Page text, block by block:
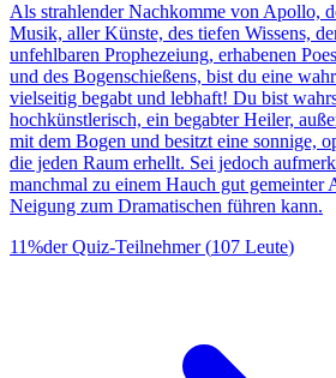
Als strahlender Nachkomme von Apollo,
Musik, aller Künste, des tiefen Wissens,
unfehlbaren Prophezeiung, erhabenen
und des Bogenschießens, bist du eine
vielseitig begabt und lebhaft! Du bist
hochkünstlerisch, ein begabter Heiler,
mit dem Bogen und besitzt eine sonnige,
die jeden Raum erhellt. Sei jedoch
manchmal zu einem Hauch gut gemeinter
Neigung zum Dramatischen führen kann.
11%der Quiz-Teilnehmer(107 Leute)